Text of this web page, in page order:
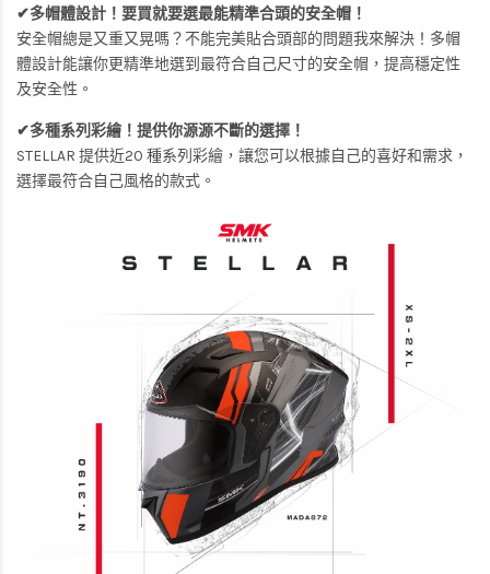
✔多帽體設計！要買就要選最能精準合頭的安全帽！
安全帽總是又重又晃嗎？不能完美貼合頭部的問題我來解決！多帽
體設計能讓你更精準地選到最符合自己尺寸的安全帽，提高穩定性
及安全性。
✔多種系列彩繪！提供你源源不斷的選擇！
STELLAR 提供近20 種系列彩繪，讓您可以根據自己的喜好和需求，
選擇最符合自己風格的款式。